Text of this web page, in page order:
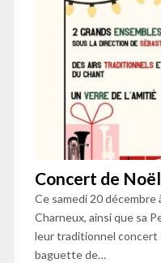
Concert de
Ce samedi 20 décembre
Charneux, ainsi que sa
leur traditionnel concert
baguette de…